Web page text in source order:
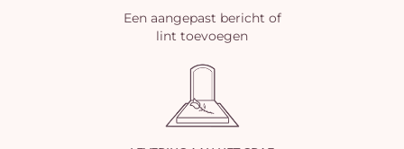
Een aangepast bericht of
lint toevoegen